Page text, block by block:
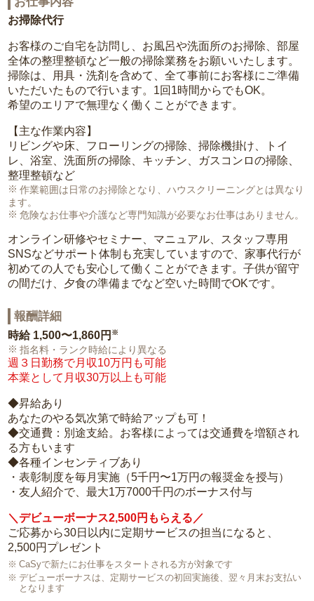
お掃除代行
お客様のご自宅を訪問し、お風呂や洗面所のお掃除、部屋
全体の整理整頓など一般の掃除業務をお願いいたします。
掃除は、用具・洗剤を含めて、全て事前にお客様にご準備
いただいたもので行います。1回1時間からでもOK。
希望のエリアで無理なく働くことができます。
【主な作業内容】
リビングや床、フローリングの掃除、掃除機掛け、トイ
レ、浴室、洗面所の掃除、キッチン、ガスコンロの掃除、
整理整頓など
作業範囲は日常のお掃除となり、ハウスクリーニングとは異なり
ます。
危険なお仕事や介護など専門知識が必要なお仕事はありません。
オンライン研修やセミナー、マニュアル、スタッフ専用
SNSなどサポート体制も充実していますので、家事代行が
初めての人でも安心して働くことができます。子供が留守
の間だけ、夕食の準備までなど空いた時間でOKです。
報酬詳細
時給 1,500〜1,860円 ※
指名料・ランク時給により異なる
週３日勤務で月収10万円も可能
本業として月収30万以上も可能
◆昇給あり
あなたのやる気次第で時給アップも可！
◆交通費：別途支給。お客様によっては交通費を増額され
る方もいます
◆各種インセンティブあり
・表彰制度を毎月実施（5千円〜1万円の報奨金を授与）
・友人紹介で、最大1万7000千円のボーナス付与
＼デビューボーナス2,500円もらえる／
ご応募から30日以内に定期サービスの担当になると、
2,500円プレゼント
CaSyで新たにお仕事をスタートされる方が対象です
デビューボーナスは、定期サービスの初回実施後、翌々月末お支払い
となります